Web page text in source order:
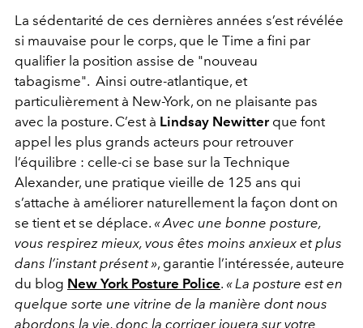
La sédentarité de ces dernières années s’est révélée
si mauvaise pour le corps, que le Time a fini par
qualifier la position assise de "nouveau
tabagisme". Ainsi outre-atlantique, et
particulièrement à New-York, on ne plaisante pas
avec la posture. C’est à Lindsay Newitter que font
appel les plus grands acteurs pour retrouver
l’équilibre : celle-ci se base sur la Technique
Alexander, une pratique vieille de 125 ans qui
s’attache à améliorer naturellement la façon dont on
se tient et se déplace. « Avec une bonne posture,
vous respirez mieux, vous êtes moins anxieux et plus
dans l’instant présent », garantie l’intéressée, auteure
du blog New York Posture Police. « La posture est en
quelque sorte une vitrine de la manière dont nous
abordons la vie, donc la corriger jouera sur votre